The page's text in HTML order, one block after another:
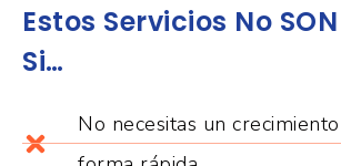
Estos Servicios No
Si…
No necesitas un